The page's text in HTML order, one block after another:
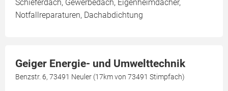
Schieferdach, Gewerbedach, Eigenheimdächer,
Notfallreparaturen, Dachabdichtung
Geiger Energie- und Umwelttechnik
Benzstr. 6, 73491 Neuler (17km von 73491 Stimpfach)